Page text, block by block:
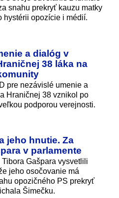
snahu prekryť kauzu matky
hystérii opozície i médií.
a dialóg v
38 láka na
pre nezávislé umenie a
Hraničnej 38 vznikol po
podporou verejnosti.
jeho hnutie. Za
v parlamente
Gašpara vysvetlili
jeho osočovanie má
opozičného PS prekryť
Šimečku.